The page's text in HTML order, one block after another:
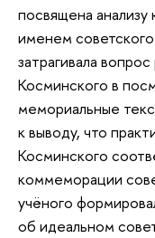
посвящена анализу
именем
затрагивала
Косминского в
мемориальные
к выводу, что
Косминского
коммеморации
учёного
об идеальном